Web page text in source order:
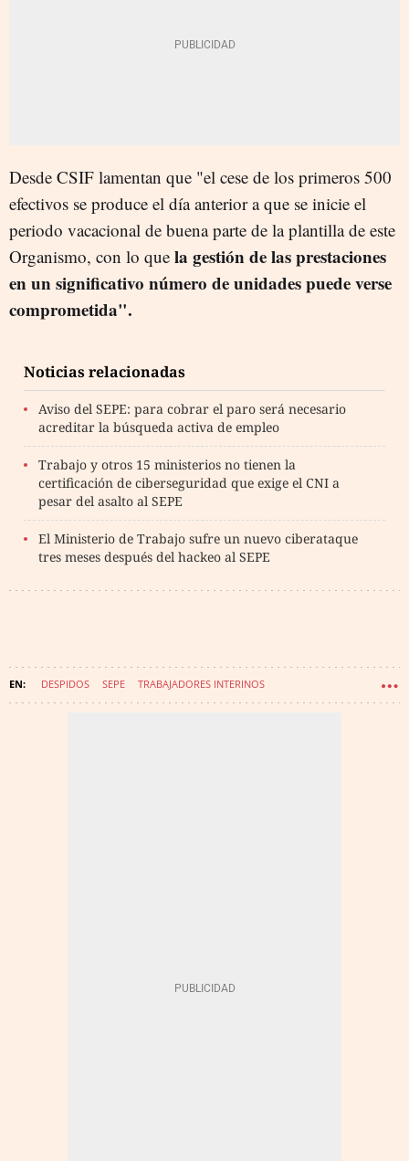
Desde CSIF lamentan que "el cese de los primeros 500
efectivos se produce el día anterior a que se inicie el
periodo vacacional de buena parte de la plantilla de este
Organismo, con lo que la gestión de las prestaciones
en un significativo número de unidades puede verse
comprometida".
Noticias relacionadas
Aviso del SEPE: para cobrar el paro será necesario
acreditar la búsqueda activa de empleo
Trabajo y otros 15 ministerios no tienen la
certificación de ciberseguridad que exige el CNI a
pesar del asalto al SEPE
El Ministerio de Trabajo sufre un nuevo ciberataque
tres meses después del hackeo al SEPE
DESPIDOS SEPE TRABAJADORES INTERINOS